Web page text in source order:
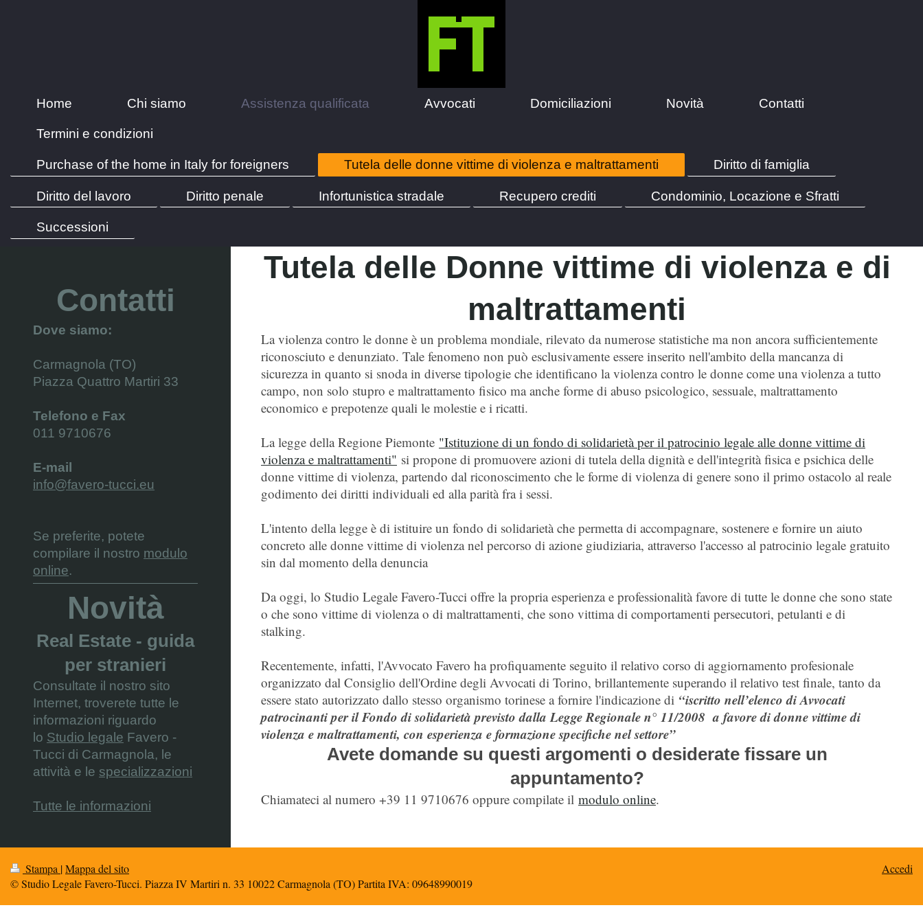
Home Chi siamo Assistenza qualificata Avvocati Domiciliazioni Novità Contatti
Termini e condizioni
Purchase of the home in Italy for foreigners Tutela delle donne vittime di violenza e maltrattamenti Diritto di famiglia
Diritto del lavoro Diritto penale Infortunistica stradale Recupero crediti Condominio, Locazione e Sfratti
Successioni
Tutela delle Donne vittime di violenza e di
maltrattamenti
La violenza contro le donne è un problema mondiale, rilevato da numerose statistiche ma non ancora sufficientemente
riconosciuto e denunziato. Tale fenomeno non può esclusivamente essere inserito nell'ambito della mancanza di
sicurezza in quanto si snoda in diverse tipologie che identificano la violenza contro le donne come una violenza a tutto
campo, non solo stupro e maltrattamento fisico ma anche forme di abuso psicologico, sessuale, maltrattamento
economico e prepotenze quali le molestie e i ricatti.
La legge della Regione Piemonte "Istituzione di un fondo di solidarietà per il patrocinio legale alle donne vittime di
violenza e maltrattamenti" si propone di promuovere azioni di tutela della dignità e dell'integrità fisica e psichica delle
donne vittime di violenza, partendo dal riconoscimento che le forme di violenza di genere sono il primo ostacolo al reale
godimento dei diritti individuali ed alla parità fra i sessi.
L'intento della legge è di istituire un fondo di solidarietà che permetta di accompagnare, sostenere e fornire un aiuto
concreto alle donne vittime di violenza nel percorso di azione giudiziaria, attraverso l'accesso al patrocinio legale gratuito
sin dal momento della denuncia
Da oggi, lo Studio Legale Favero-Tucci offre la propria esperienza e professionalità favore di tutte le donne che sono state
o che sono vittime di violenza o di maltrattamenti, che sono vittima di comportamenti persecutori, petulanti e di
stalking.
Recentemente, infatti, l'Avvocato Favero ha profiquamente seguito il relativo corso di aggiornamento profesionale
organizzato dal Consiglio dell'Ordine degli Avvocati di Torino, brillantemente superando il relativo test finale, tanto da
essere stato autorizzato dallo stesso organismo torinese a fornire l'indicazione di “iscritto nell’elenco di Avvocati
patrocinanti per il Fondo di solidarietà previsto dalla Legge Regionale n° 11/2008 a favore di donne vittime di
violenza e maltrattamenti, con esperienza e formazione specifiche nel settore”
Avete domande su questi argomenti o desiderate fissare un
appuntamento?
Chiamateci al numero +39 11 9710676 oppure compilate il modulo online.
Contatti
Dove siamo:
Carmagnola (TO)
Piazza Quattro Martiri 33
Telefono e Fax
011 9710676
E-mail
info@favero-tucci.eu
Se preferite, potete
compilare il nostro modulo
online.
Novità
Real Estate - guida
per stranieri
Consultate il nostro sito
Internet, troverete tutte le
informazioni riguardo
lo Studio legale Favero -
Tucci di Carmagnola, le
attività e le specializzazioni
Tutte le informazioni
Stampa |Mappa del sito
© Studio Legale Favero-Tucci. Piazza IV Martiri n. 33 10022 Carmagnola (TO) Partita IVA: 09648990019
Accedi